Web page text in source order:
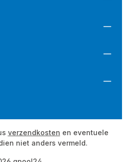
verzendkosten en eventuele
niet anders vermeld.